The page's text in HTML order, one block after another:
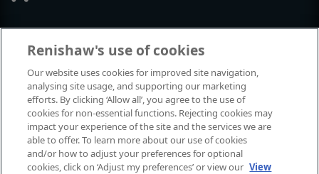
Beurzen en congressen
Evenementen waaraan we deelnemen
Renishaw's use of cookies
Our website uses cookies for improved site navigation,
analysing site usage, and supporting our marketing
efforts. By clicking ‘Allow all’, you agree to the use of
cookies for non-essential functions. Rejecting cookies may
impact your experience of the site and the services we are
able to offer. To learn more about our use of cookies
and/or how to adjust your preferences for optional
cookies, click on ‘Adjust my preferences’ or view our View